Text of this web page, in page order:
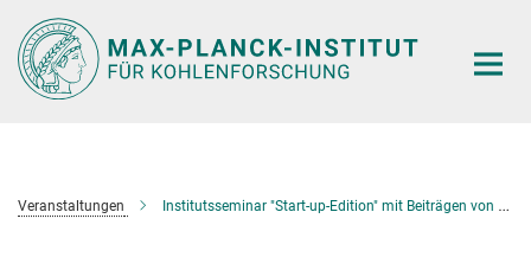
Hauptinhalt
Veranstaltungen Institutsseminar "Start-up-Edition" mit Beiträgen von MechSyn, Minerva Carbon und Faccts